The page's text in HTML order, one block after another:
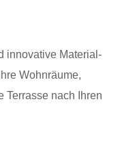
innovative Material-
Wohnräume,
Terrasse nach Ihren